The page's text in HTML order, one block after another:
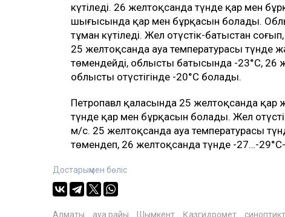
күтіледі. 26 желтоқсанда түнде қар мен
шығысында қар мен бұрқасын болады.
тұман күтіледі. Жел оңтүстік-батыстан
25 желтоқсанда ауа температурасы түнде
төмендейді, облыстың батысында -23°С, 26
облыстың оңтүстігінде -20°С болады.
Петропавл қаласында 25 желтоқсанда қар
түнде қар мен бұрқасын болады. Жел
м/с. 25 желтоқсанда ауа температурасы
төмендеп, 26 желтоқсанда түнде -27…-29°С-
Достарыңмен бөліс
Алматы ауа райы Шымкент Қазгидромет